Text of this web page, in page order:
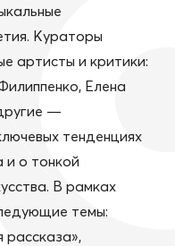
Кураторы
артисты и критики:
Елена
—
тенденциях
и о тонкой
В рамках
темы:
рассказа»,